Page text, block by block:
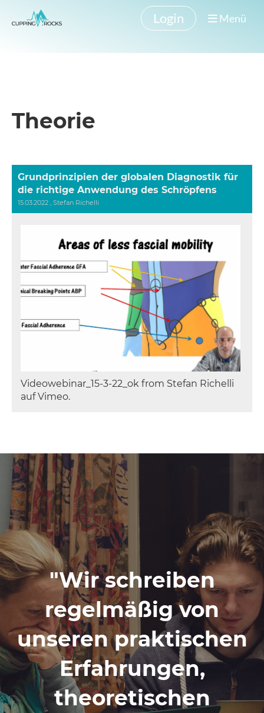
Login Menü
Theorie
Grundprinzipien der globalen Diagnostik für
die richtige Anwendung des Schröpfens
15.03.2022 , Stefan Richelli
Videowebinar_15-3-22_ok from Stefan Richelli
auf Vimeo.
"Wir schreiben
regelmäßig von
unseren praktischen
Erfahrungen,
theoretischen